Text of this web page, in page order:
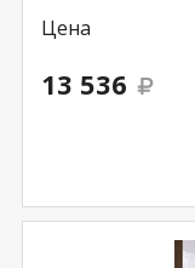
Цена
13 536